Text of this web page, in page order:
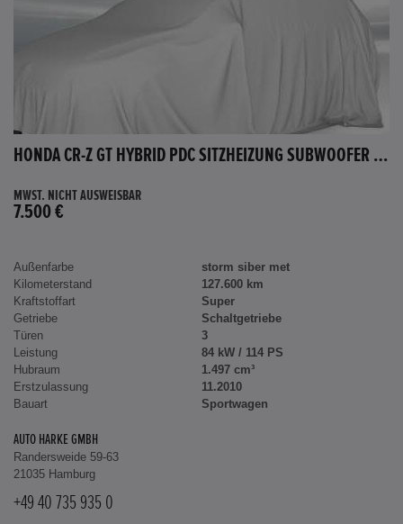
HONDA CR-Z GT HYBRID PDC SITZHEIZUNG SUBWOOFER BLUETOOTH
MWST. NICHT AUSWEISBAR
7.500 €
Außenfarbe
storm siber met
Kilometerstand
127.600 km
Kraftstoffart
Super
Getriebe
Schaltgetriebe
Türen
3
Leistung
84 kW / 114 PS
Hubraum
1.497 cm³
Erstzulassung
11.2010
Bauart
Sportwagen
AUTO HARKE GMBH
Randersweide 59-63
21035 Hamburg
+49 40 735 935 0